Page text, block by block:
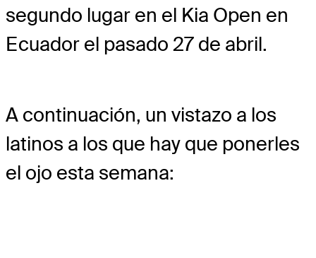
segundo lugar en el Kia Open en
Ecuador el pasado 27 de abril.
A continuación, un vistazo a los
latinos a los que hay que ponerles
el ojo esta semana: